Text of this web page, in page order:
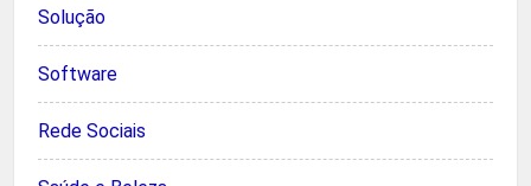
Solução
Software
Rede Sociais